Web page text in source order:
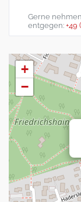
Gerne
entgegen: +49
+
−